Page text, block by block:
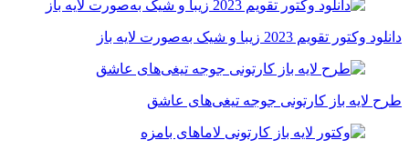
وکتور تقویم 2023 زیبا و شیک به‌صورت لایه باز
لایه باز کارتونی جوجه تیغی‌های عاشق